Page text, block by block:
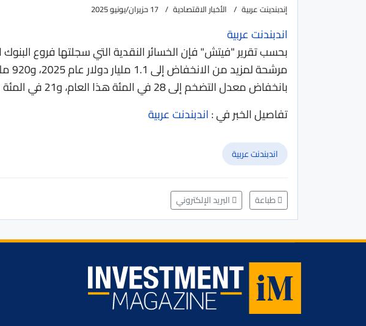
إندبندينت عربية الأخبار الاقتصادية 17 حزيران/يونيو 2025
اندبندنت عربية
بحسب تقرير "فيتش" فإن الخسائر النقدية التي سجلتها فروع البنوك
بانخفاض معدل التضخم إلى 28 في المئة هذا العام، و21 في المئة بحلول نهاية العام المقبل
تفاصيل الخبر في :اندبندنت عربية
اندبندنت عربية
طباعة البريد الإلكتروني